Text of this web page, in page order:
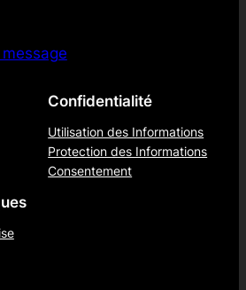
Confidentialité
Utilisation des Informations
Protection des Informations
Consentement